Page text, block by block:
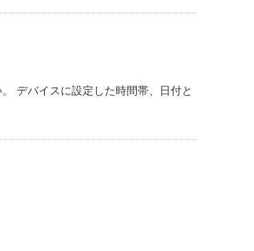
デバイスに設定した時間帯、日付と